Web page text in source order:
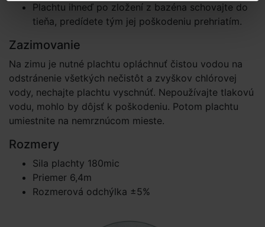
Plachtu ihneď po zložení z bazéna schovajte do
tieňa, predídete tým jej poškodeniu prehriatím.
Zazimovanie
Na zimu je nutné plachtu opláchnuť čistou vodou na
odstránenie všetkých nečistôt a zvyškov chlórovej
vody, nechajte plachtu vyschnúť. Nepoužívajte tlakovú
vodu, mohlo by dôjsť k poškodeniu. Potom plachtu
umiestnite na nemrznúcom mieste.
Rozmery
Sila plachty 180mic
Priemer 6,4m
Rozmerová odchýlka ±5%